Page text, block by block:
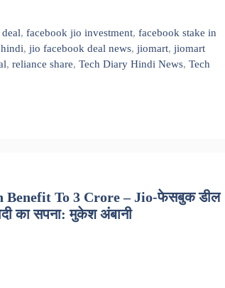
,facebook jio investment,facebook stake in
, jio facebook deal news, jiomart, jiomart
, reliance share, Tech Diary Hindi News, Tech
To 3 Crore – Jio-फेसबुक डील
का सपना: मुकेश अंबानी